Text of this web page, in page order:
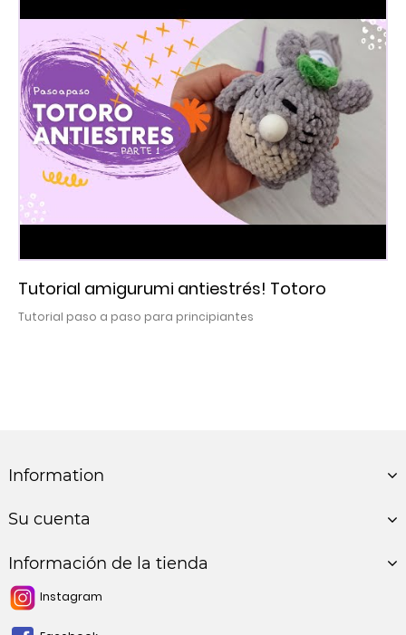
Tutorial amigurumi antiestrés! Totoro
Tutorial paso a paso para principiantes
Information
Su cuenta
Información de la tienda
Instagram